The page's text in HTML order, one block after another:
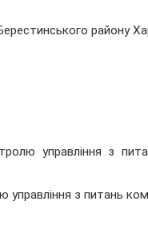
району
управління з
управління з питань